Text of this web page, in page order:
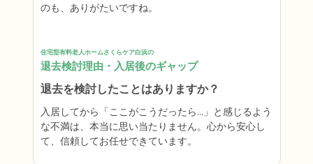
住宅型有料老人ホームさくらケア白浜の
退去検討理由・入居後のギャップ
退去を検討したことはありますか？
入居してから「ここがこうだったら…」と感じるよう
な不満は、本当に思い当たりません。心から安心し
て、信頼してお任せできています。